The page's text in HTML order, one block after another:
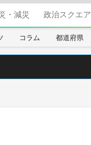
・減災 政治スクエア
コラム 都道府県